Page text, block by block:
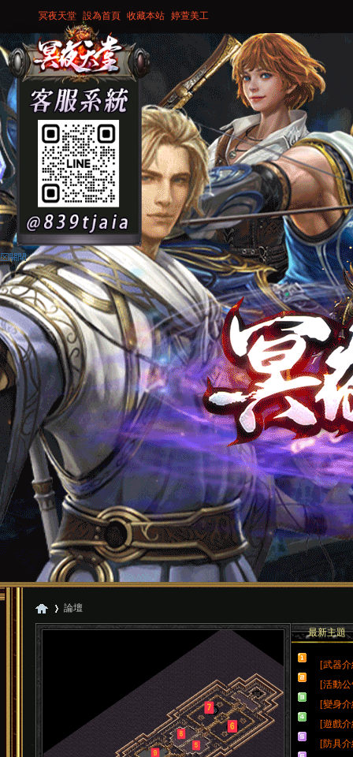
冥夜天堂 設為首頁 收藏本站 婷萱美工
論壇
最新主題
[武器
[活動
[變身
[遊戲
[防具